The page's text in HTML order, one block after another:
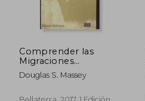
Comprender las
Migraciones
Internacionales
Douglas S. Massey